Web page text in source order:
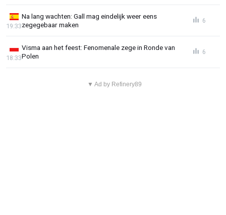
Na lang wachten: Gall mag eindelijk weer eens
zegegebaar maken
19:33
6
Visma aan het feest: Fenomenale zege in Ronde van
Polen
18:33
6
▼ Ad by Refinery89